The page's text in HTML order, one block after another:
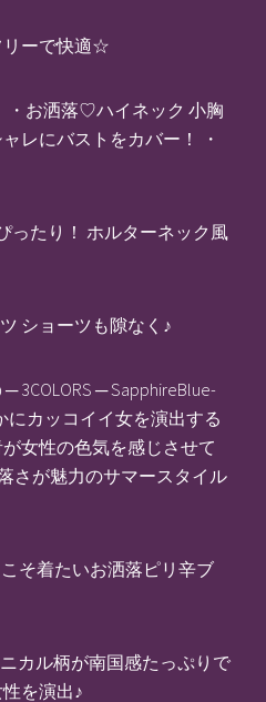
リーで快適☆
・お洒落♡ハイネック 小胸
レにバストをカバー！ ・
ったり！ ホルターネック風
ショーツも隙なく♪
3COLORS ─ SapphireBlue-
にカッコイイ女を演出する
女性の色気を感じさせて
さが魅力のサマースタイル
そ着たいお洒落ピリ辛ブ
カル柄が南国感たっぷりで
を演出♪